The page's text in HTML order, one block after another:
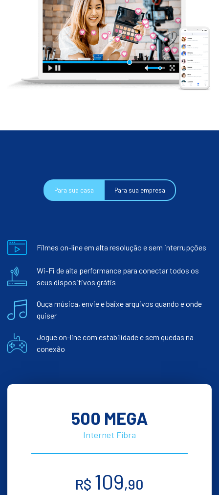
Para sua casa Para sua empresa
Filmes on-line em alta resolução e sem interrupções
Wi-Fi de alta performance para conectar todos os
seus dispositivos grátis
Ouça música, envie e baixe arquivos quando e onde
quiser
Jogue on-line com estabilidade e sem quedas na
conexão
500 MEGA
Internet Fibra
R$ 109,90